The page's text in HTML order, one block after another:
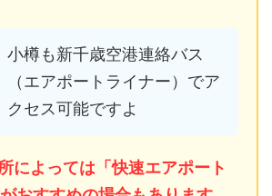
小樽も新千歳空港連絡バス
（エアポートライナー）でア
クセス可能ですよ
によっては「快速エアポート